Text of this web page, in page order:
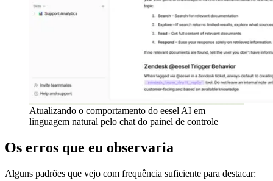
Atualizando o comportamento do eesel AI em
linguagem natural pelo chat do painel de controle
Os erros que eu observaria
Alguns padrões que vejo com frequência suficiente para destacar: